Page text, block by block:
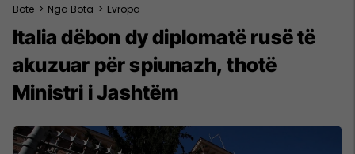
Botë > Nga Bota > Evropa
Italia dëbon dy diplomatë rusë të
akuzuar për spiunazh, thotë
Ministri i Jashtëm